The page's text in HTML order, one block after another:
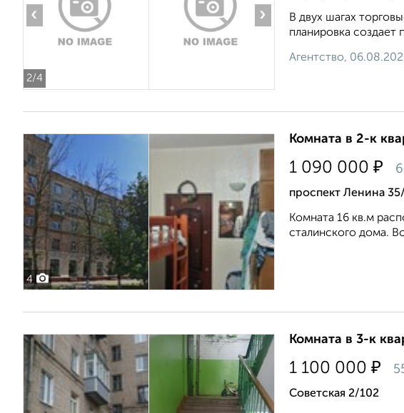
2/4
‹ ›
В двух шагах
планировка
Агентство,
4
Комната в 2-к
1 090 000 ₽
проспект Ленина
Комната 16 кв.м
сталинского дома.
Комната в 3-к
1 100 000 ₽
Советская 2/102